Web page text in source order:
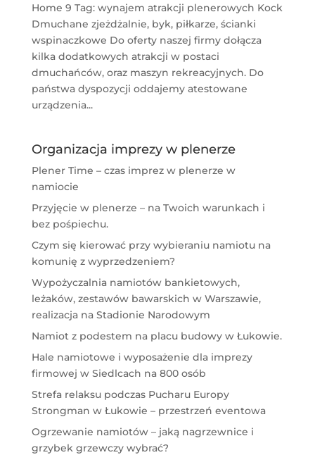
Home 9 Tag: wynajem atrakcji plenerowych Kock
Dmuchane zjeżdżalnie, byk, piłkarze, ścianki
wspinaczkowe Do oferty naszej firmy dołącza
kilka dodatkowych atrakcji w postaci
dmuchańców, oraz maszyn rekreacyjnych. Do
państwa dyspozycji oddajemy atestowane
urządzenia...
Organizacja imprezy w plenerze
Plener Time – czas imprez w plenerze w
namiocie
Przyjęcie w plenerze – na Twoich warunkach i
bez pośpiechu.
Czym się kierować przy wybieraniu namiotu na
komunię z wyprzedzeniem?
Wypożyczalnia namiotów bankietowych,
leżaków, zestawów bawarskich w Warszawie,
realizacja na Stadionie Narodowym
Namiot z podestem na placu budowy w Łukowie.
Hale namiotowe i wyposażenie dla imprezy
firmowej w Siedlcach na 800 osób
Strefa relaksu podczas Pucharu Europy
Strongman w Łukowie – przestrzeń eventowa
Ogrzewanie namiotów – jaką nagrzewnice i
grzybek grzewczy wybrać?